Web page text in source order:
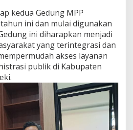
kedua Gedung MPP
ini dan mulai digunakan
ini diharapkan menjadi
yang terintegrasi dan
akses layanan
publik di Kabupaten